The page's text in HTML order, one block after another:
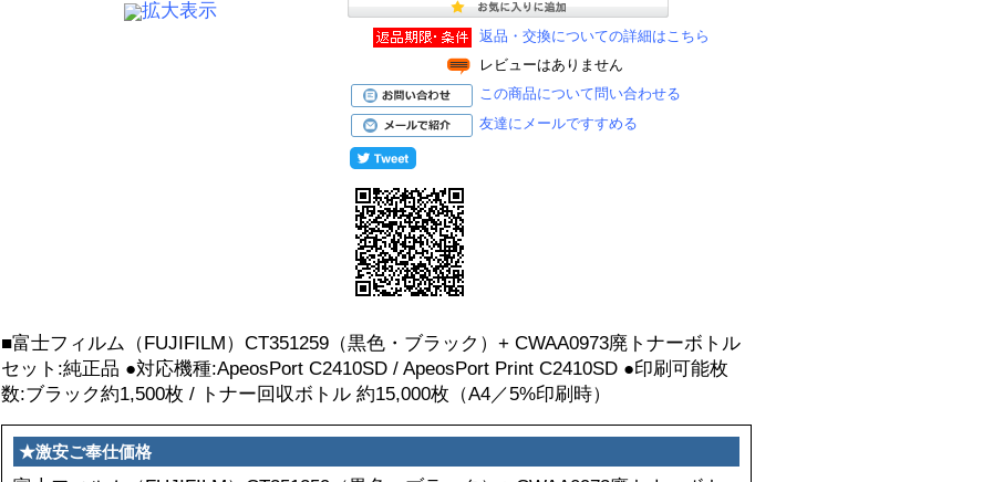
拡大表示
返品・交換についての詳細はこちら
レビューはありません
この商品について問い合わせる
友達にメールですすめる
■富士フィルム（FUJIFILM）CT351259（黒色・ブラック）+ CWAA0973廃トナーボトル
セット:純正品 ●対応機種:ApeosPort C2410SD / ApeosPort Print C2410SD ●印刷可能枚
数:ブラック約1,500枚 / トナー回収ボトル 約15,000枚（A4／5%印刷時）
★激安ご奉仕価格